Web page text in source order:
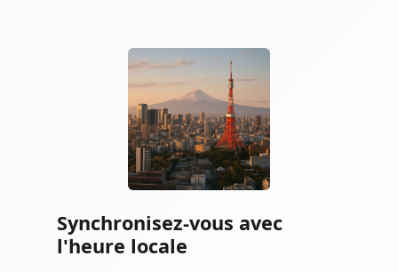
Synchronisez-vous avec
l'heure locale